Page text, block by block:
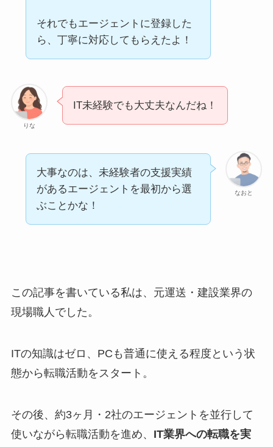
それでもエージェントに登録した
ら、丁寧に対応してもらえたよ！
りな
IT未経験でも大丈夫なんだね！
なおと
大事なのは、未経験者の支援実績
があるエージェントを最初から選
ぶことかな！
この記事を書いている私は、元運送・建設業界の
現場職人でした。
ITの知識はゼロ、PCも普通に使える程度という状
態から転職活動をスタート。
その後、約3ヶ月・2社のエージェントを並行して
使いながら転職活動を進め、 IT業界への転職を実